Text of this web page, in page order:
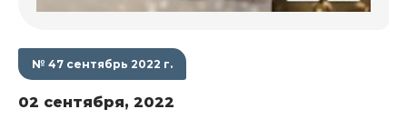
№ 47 сентябрь 2022 г.
02 сентября, 2022